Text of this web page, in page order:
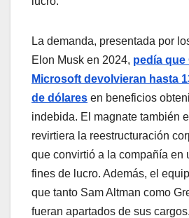
La demanda, presentada por
Elon Musk en 2024, pedía que
Microsoft devolvieran hasta
de dólares en beneficios
indebida. El magnate también
revirtiera la reestructuración
que convirtió a la compañía en
fines de lucro. Además, el
que tanto Sam Altman como
fueran apartados de sus cargos.